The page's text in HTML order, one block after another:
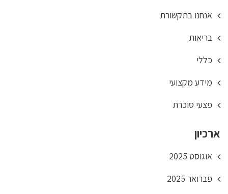
אנחנו בתקשורת
בריאות
כללי
מידע מקצועי
פצעי סוכרת
ארכיון
אוגוסט 2025
פברואר 2025